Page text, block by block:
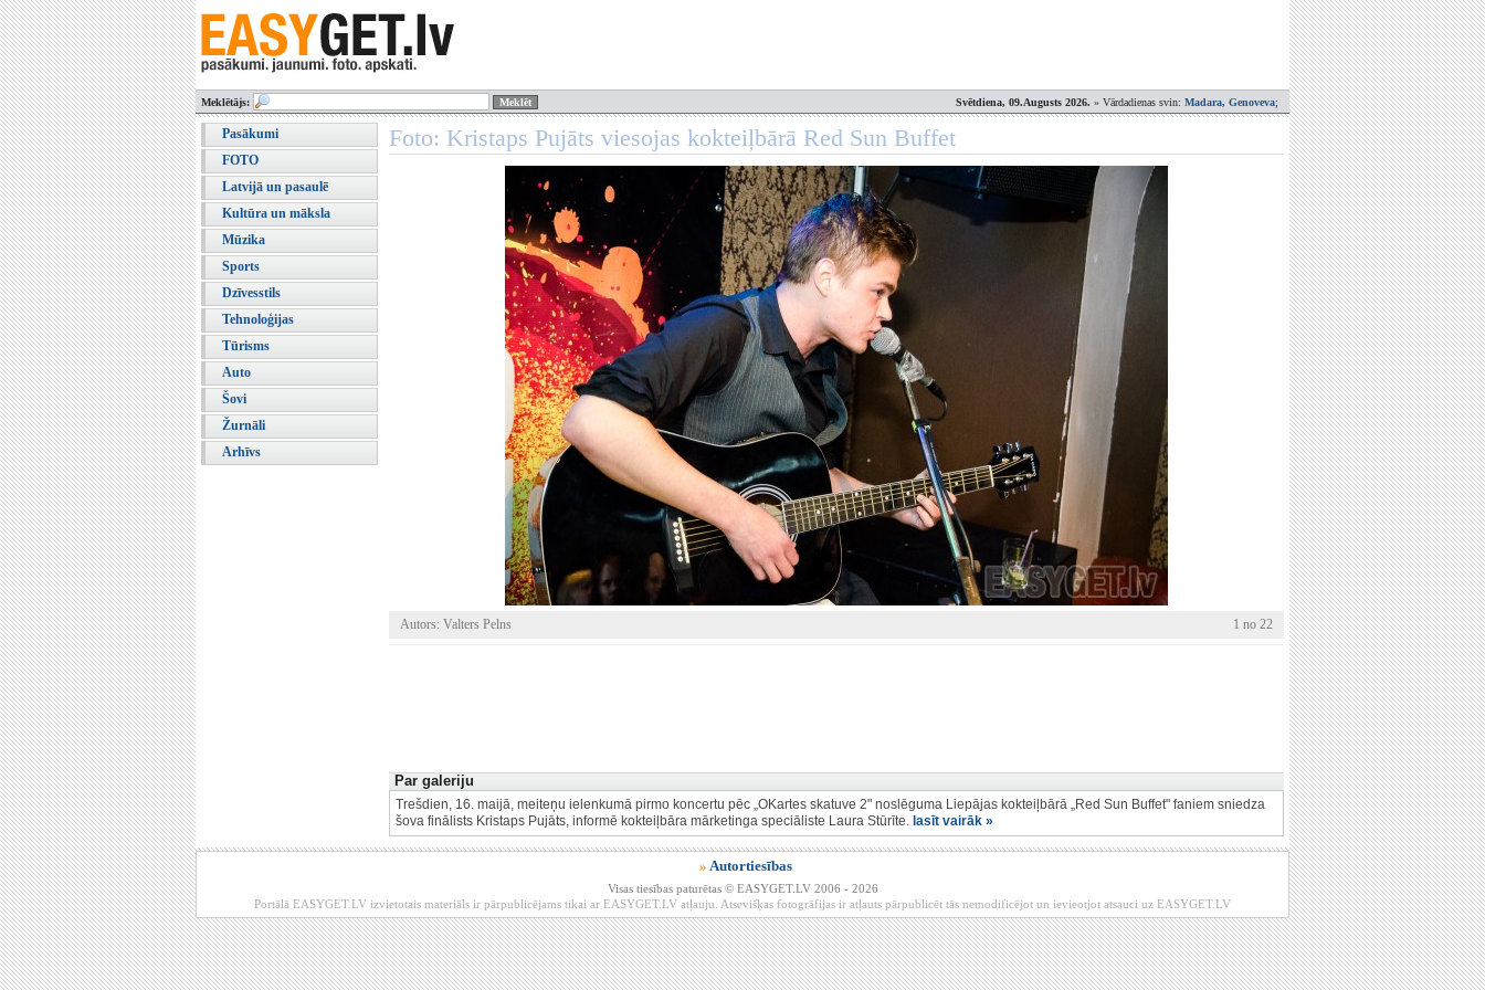
Svētdiena, 09.Augusts 2026. » Vārdadienas svin: Madara, Genoveva;
Meklētājs:
Pasākumi
FOTO
Latvijā un pasaulē
Kultūra un māksla
Mūzika
Sports
Dzīvesstils
Tehnoloģijas
Tūrisms
Auto
Šovi
Žurnāli
Arhīvs
Foto: Kristaps Pujāts viesojas kokteiļbārā Red Sun Buffet
Autors: Valters Pelns 1 no 22
Par galeriju
Trešdien, 16. maijā, meiteņu ielenkumā pirmo koncertu pēc „OKartes skatuve 2" noslēguma Liepājas kokteiļbārā „Red Sun Buffet" faniem sniedza
šova finālists Kristaps Pujāts, informē kokteiļbāra mārketinga speciāliste Laura Stūrīte. lasīt vairāk »
» Autortiesības
Visas tiesības paturētas © EASYGET.LV 2006 - 2026
Portālā EASYGET.LV izvietotais materiāls ir pārpublicējams tikai ar EASYGET.LV atļauju. Atsevišķas fotogrāfijas ir atļauts pārpublicēt tās nemodificējot un ievieotjot atsauci uz EASYGET.LV